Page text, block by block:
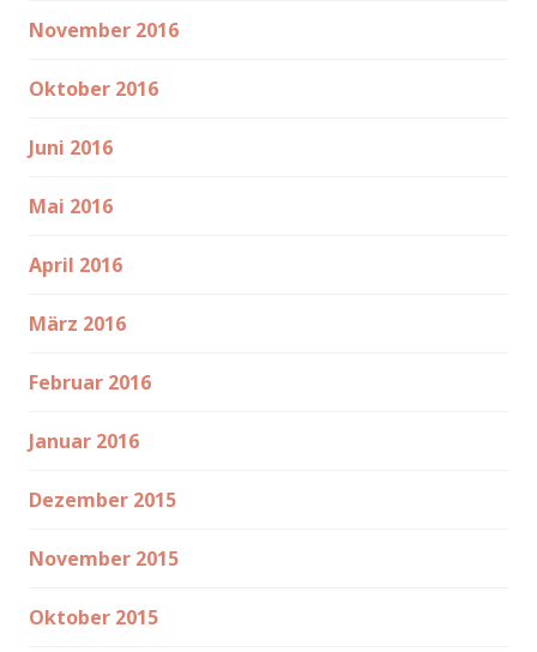
November 2016
Oktober 2016
Juni 2016
Mai 2016
April 2016
März 2016
Februar 2016
Januar 2016
Dezember 2015
November 2015
Oktober 2015